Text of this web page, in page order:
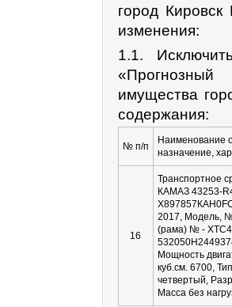
город
изменения:
1.1.
«Прогнозный
имущества
содержания:
№ п/п
Наименование
назначение,
16
Транспортное
КАМАЗ 43253-
2017, Модель,
(рама) № -
Мощность
куб.см. 6700,
четвертый,
Масса без